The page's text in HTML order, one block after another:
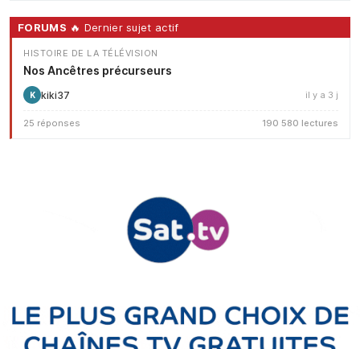
FORUMS 🔥 Dernier sujet actif
HISTOIRE DE LA TÉLÉVISION
Nos Ancêtres précurseurs
K kiki37 il y a 3 j
25 réponses 190 580 lectures